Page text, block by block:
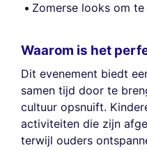
Zomerse looks om
Waarom is het
Dit evenement biedt
samen tijd door te
cultuur opsnuift.
activiteiten die zijn
terwijl ouders